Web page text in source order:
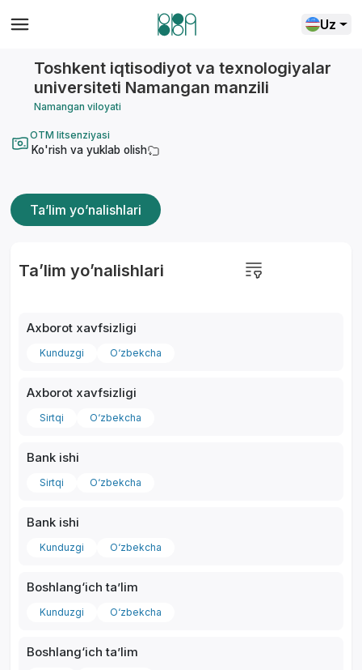
Uz
Toshkent iqtisodiyot va texnologiyalar
universiteti Namangan manzili
Namangan viloyati
OTM litsenziyasi
Ko'rish va yuklab olish
Ta’lim yo’nalishlari
Ta’lim yo’nalishlari
Axborot xavfsizligi
Kunduzgi O‘zbekcha
Axborot xavfsizligi
Sirtqi O‘zbekcha
Bank ishi
Sirtqi O‘zbekcha
Bank ishi
Kunduzgi O‘zbekcha
Boshlang‘ich ta’lim
Kunduzgi O‘zbekcha
Boshlang‘ich ta’lim